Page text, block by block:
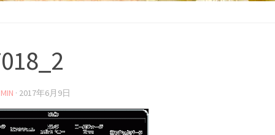
· 2017年6月9日